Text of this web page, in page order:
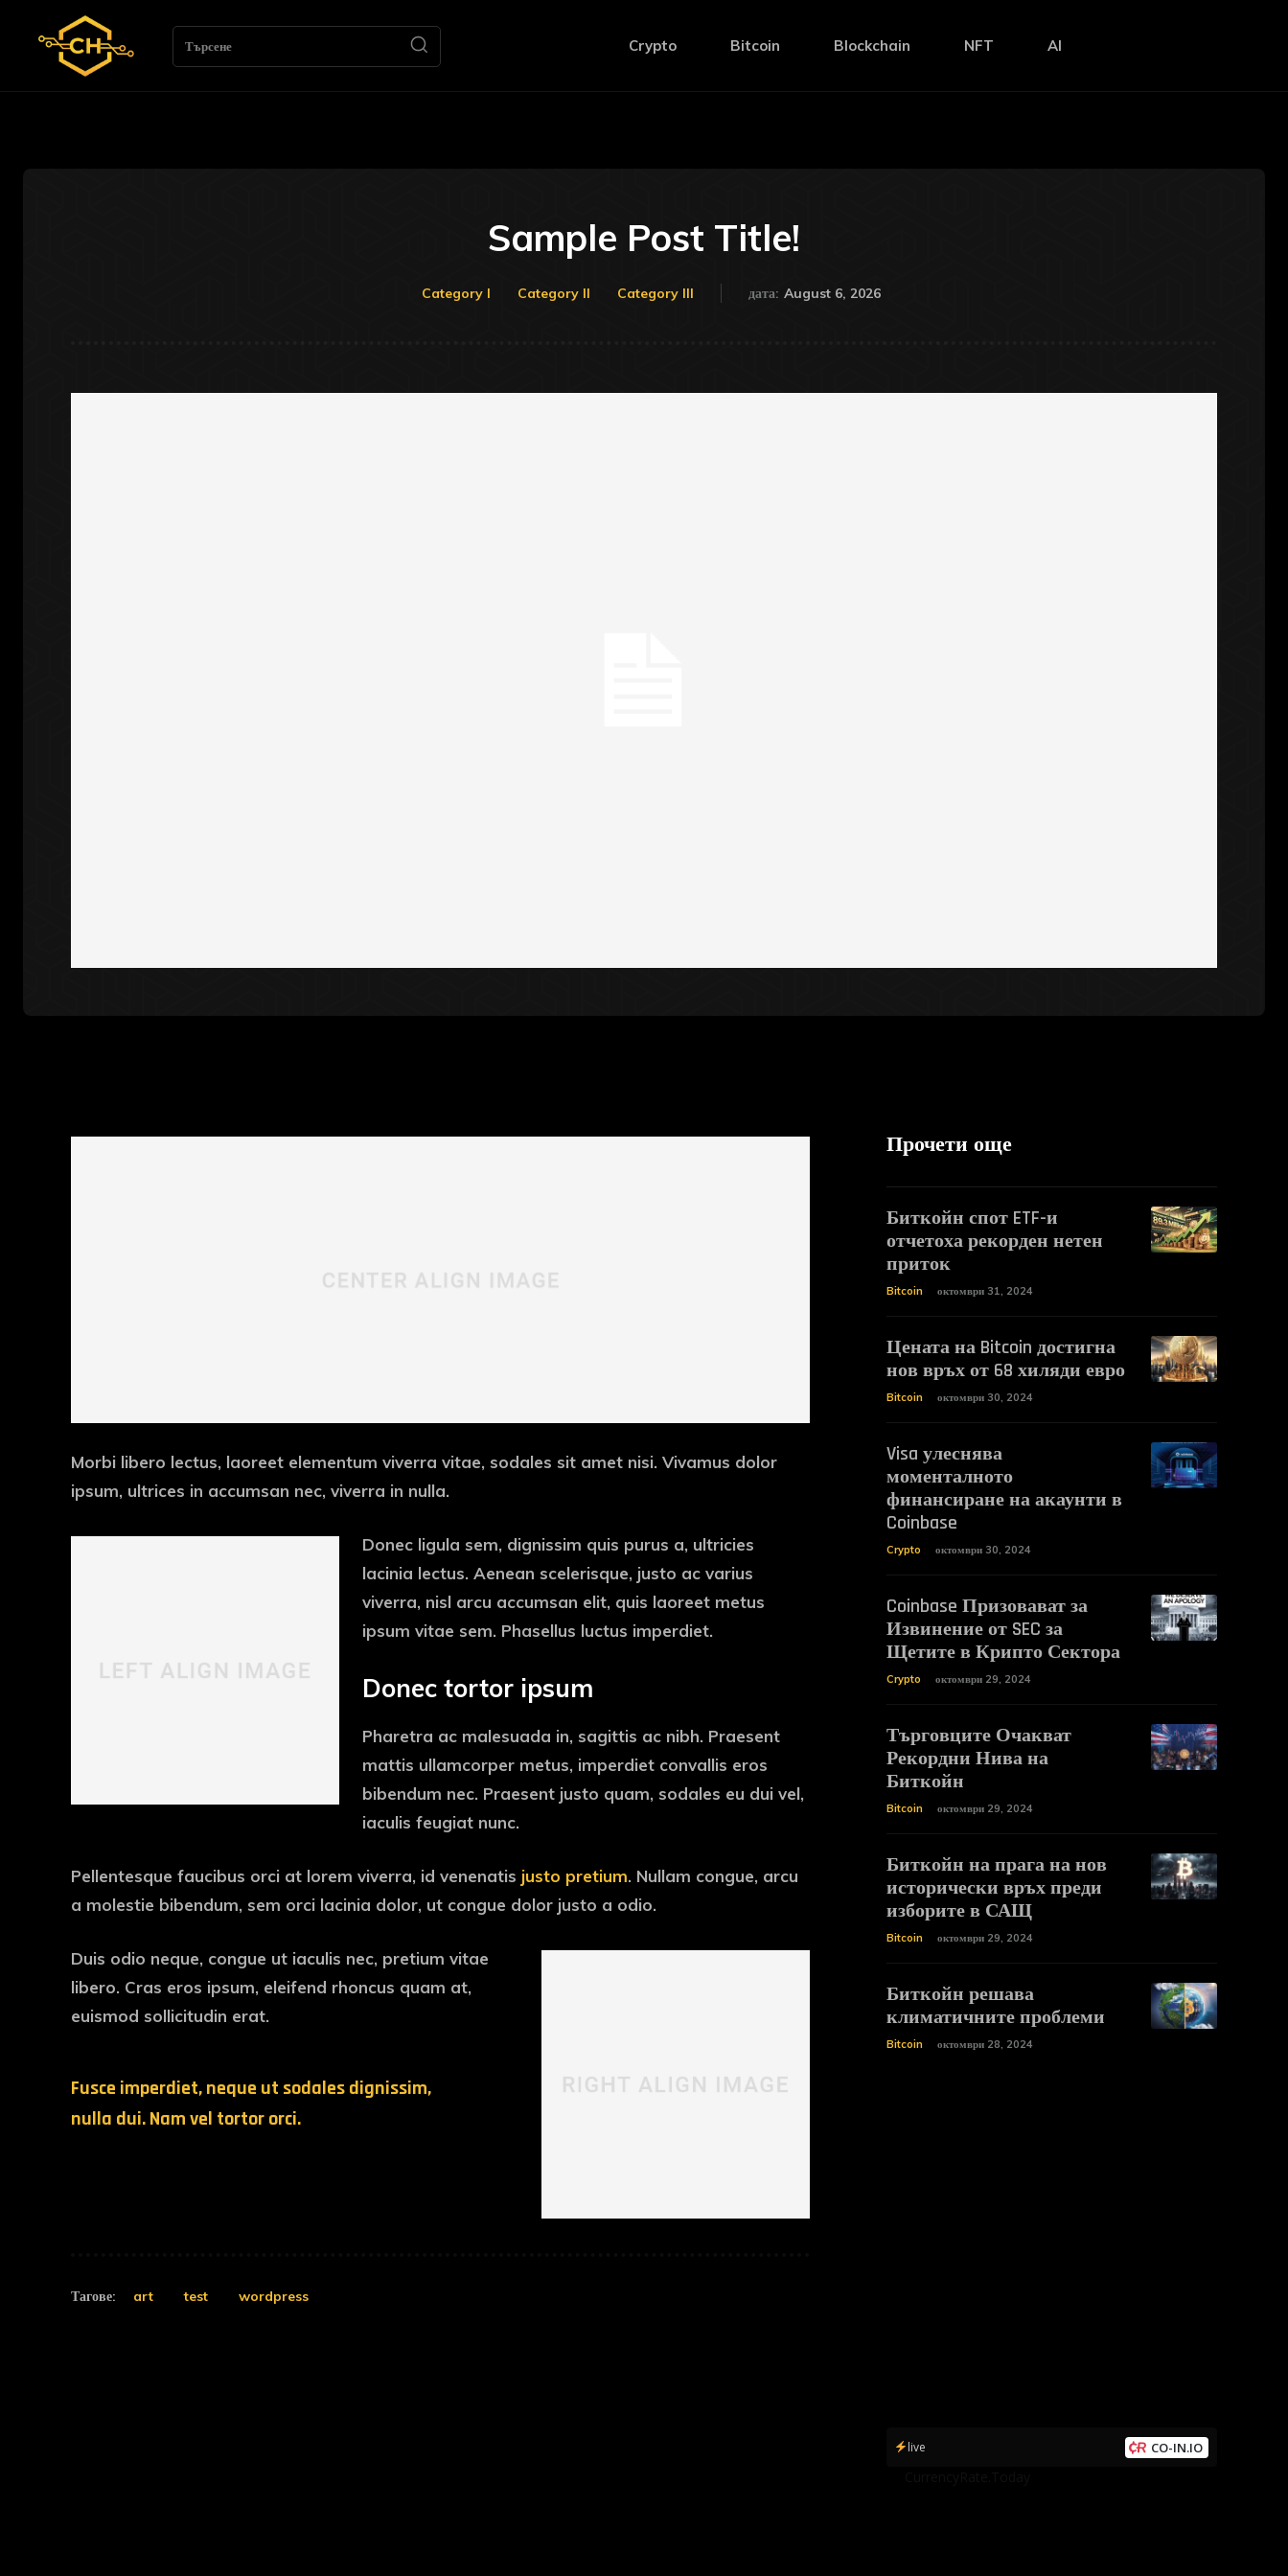
Търсене Crypto Bitcoin Blockchain NFT AI
Sample Post Title!
Category I Category II Category III дата: August 6, 2026
Morbi libero lectus, laoreet elementum viverra vitae, sodales sit amet nisi. Vivamus dolor
ipsum, ultrices in accumsan nec, viverra in nulla.
Donec ligula sem, dignissim quis purus a, ultricies
lacinia lectus. Aenean scelerisque, justo ac varius
viverra, nisl arcu accumsan elit, quis laoreet metus
ipsum vitae sem. Phasellus luctus imperdiet.
Donec tortor ipsum
Pharetra ac malesuada in, sagittis ac nibh. Praesent
mattis ullamcorper metus, imperdiet convallis eros
bibendum nec. Praesent justo quam, sodales eu dui vel,
iaculis feugiat nunc.
Pellentesque faucibus orci at lorem viverra, id venenatis justo pretium. Nullam congue, arcu
a molestie bibendum, sem orci lacinia dolor, ut congue dolor justo a odio.
Duis odio neque, congue ut iaculis nec, pretium vitae
libero. Cras eros ipsum, eleifend rhoncus quam at,
euismod sollicitudin erat.
Fusce imperdiet, neque ut sodales dignissim,
nulla dui. Nam vel tortor orci.
Тагове: art test wordpress
Прочети още
Биткойн спот ETF-и
отчетоха рекорден нетен
приток
Bitcoin октомври 31, 2024
Цената на Bitcoin достигна
нов връх от 68 хиляди евро
Bitcoin октомври 30, 2024
Visa улеснява
моменталното
финансиране на акаунти в
Coinbase
Crypto октомври 30, 2024
Coinbase Призовават за
Извинение от SEC за
Щетите в Крипто Сектора
Crypto октомври 29, 2024
Търговците Очакват
Рекордни Нива на
Биткойн
Bitcoin октомври 29, 2024
Биткойн на прага на нов
исторически връх преди
изборите в САЩ
Bitcoin октомври 29, 2024
Биткойн решава
климатичните проблеми
Bitcoin октомври 28, 2024
live CO-IN.IO